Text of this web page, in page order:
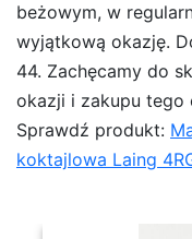
beżowym, w
wyjątkową okazję.
44. Zachęcamy do
okazji i zakupu tego
Sprawdź produkt:
koktajlowa Laing